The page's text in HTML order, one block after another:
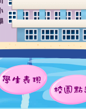
學生表現
校園點